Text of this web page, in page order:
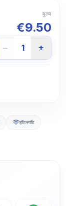
मूल्य
€9.50
− 1 +
हॉटस्पॉट